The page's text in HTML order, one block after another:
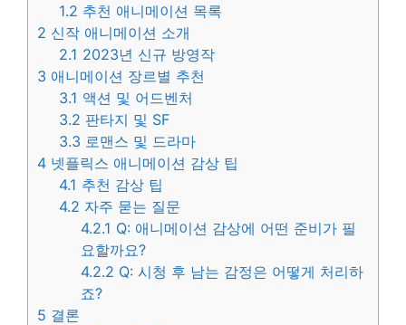
1.2 추천 애니메이션 목록
2 신작 애니메이션 소개
2.1 2023년 신규 방영작
3 애니메이션 장르별 추천
3.1 액션 및 어드벤처
3.2 판타지 및 SF
3.3 로맨스 및 드라마
4 넷플릭스 애니메이션 감상 팁
4.1 추천 감상 팁
4.2 자주 묻는 질문
4.2.1 Q: 애니메이션 감상에 어떤 준비가 필
요할까요?
4.2.2 Q: 시청 후 남는 감정은 어떻게 처리하
죠?
5 결론